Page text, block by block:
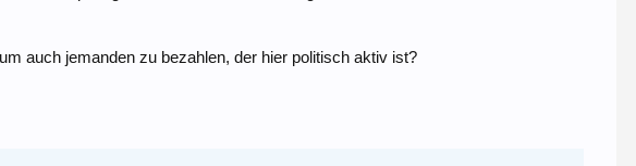
auch jemanden zu bezahlen, der hier politisch aktiv ist?